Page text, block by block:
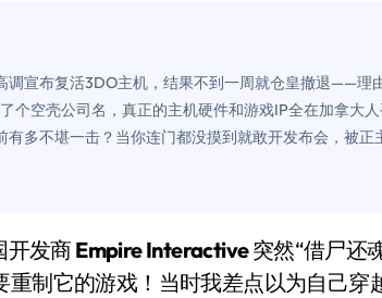
和专业版，选错真的会后悔吗？
？详解exFAT和NTFS的终极对决
则”：海信拿下RGB-Mini LED全球话语权
调宣布复活3DO主机，结果不到一周就仓皇撤退——理
个空壳公司名，真正的主机硬件和游戏IP全在加拿大人
多不堪一击？当你连门都没摸到就敢开发布会，被正
开发商Empire Interactive突然“借尸还
制它的游戏！当时我差点以为自己穿